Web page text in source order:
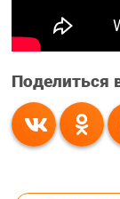
Поделиться